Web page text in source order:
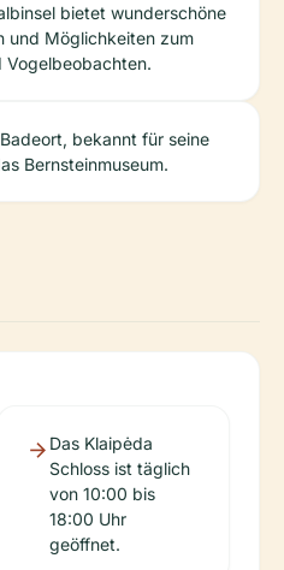
bietet wunderschöne
und Möglichkeiten zum
Vogelbeobachten.
bekannt für seine
Bernsteinmuseum.
Das Klaipėda
Schloss ist täglich
von 10:00 bis
18:00 Uhr
geöffnet.